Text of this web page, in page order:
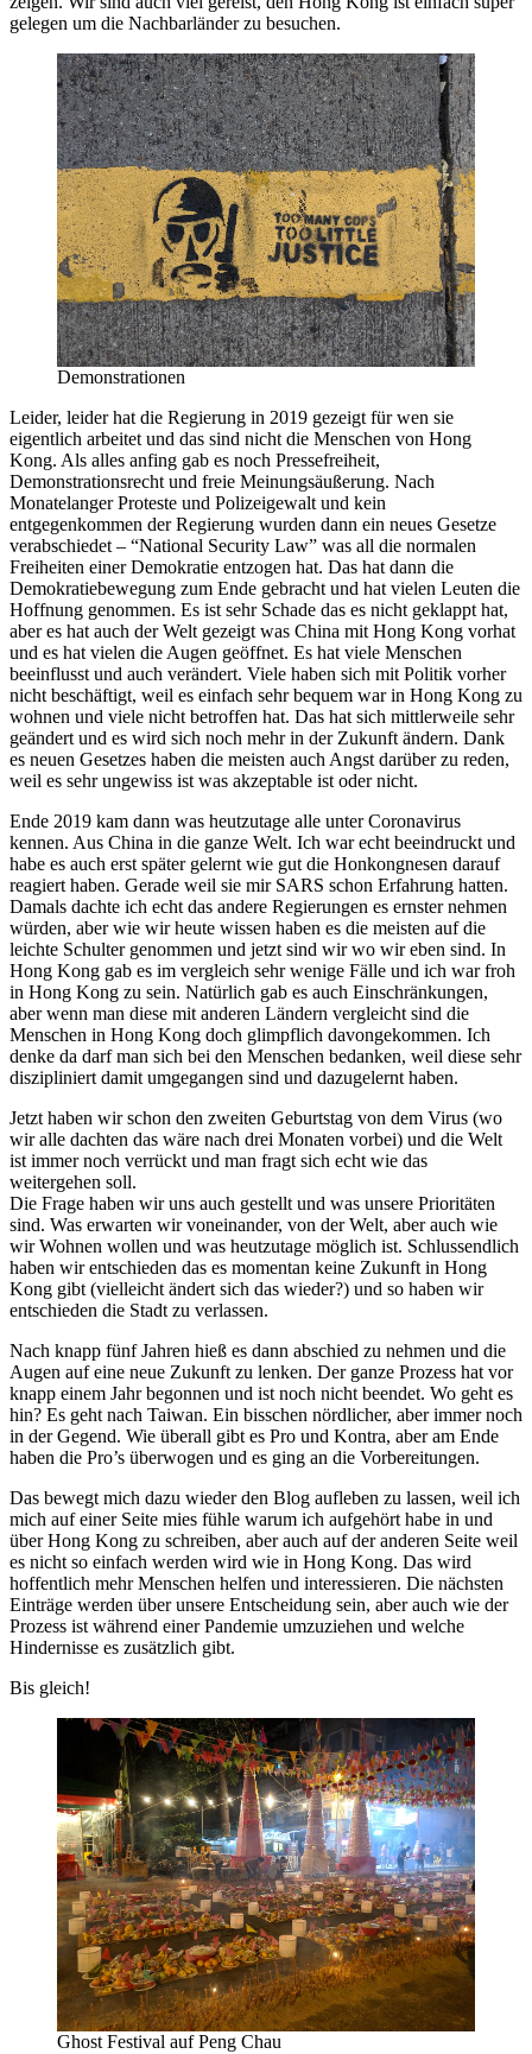
gelegen um die Nachbarländer zu besuchen.
Demonstrationen
Leider, leider hat die Regierung in 2019 gezeigt für wen sie
eigentlich arbeitet und das sind nicht die Menschen von Hong
Kong. Als alles anfing gab es noch Pressefreiheit,
Demonstrationsrecht und freie Meinungsäußerung. Nach
Monatelanger Proteste und Polizeigewalt und kein
entgegenkommen der Regierung wurden dann ein neues Gesetze
verabschiedet – “National Security Law” was all die normalen
Freiheiten einer Demokratie entzogen hat. Das hat dann die
Demokratiebewegung zum Ende gebracht und hat vielen Leuten die
Hoffnung genommen. Es ist sehr Schade das es nicht geklappt hat,
aber es hat auch der Welt gezeigt was China mit Hong Kong vorhat
und es hat vielen die Augen geöffnet. Es hat viele Menschen
beeinflusst und auch verändert. Viele haben sich mit Politik vorher
nicht beschäftigt, weil es einfach sehr bequem war in Hong Kong zu
wohnen und viele nicht betroffen hat. Das hat sich mittlerweile sehr
geändert und es wird sich noch mehr in der Zukunft ändern. Dank
es neuen Gesetzes haben die meisten auch Angst darüber zu reden,
weil es sehr ungewiss ist was akzeptable ist oder nicht.
Ende 2019 kam dann was heutzutage alle unter Coronavirus
kennen. Aus China in die ganze Welt. Ich war echt beeindruckt und
habe es auch erst später gelernt wie gut die Honkongnesen darauf
reagiert haben. Gerade weil sie mir SARS schon Erfahrung hatten.
Damals dachte ich echt das andere Regierungen es ernster nehmen
würden, aber wie wir heute wissen haben es die meisten auf die
leichte Schulter genommen und jetzt sind wir wo wir eben sind. In
Hong Kong gab es im vergleich sehr wenige Fälle und ich war froh
in Hong Kong zu sein. Natürlich gab es auch Einschränkungen,
aber wenn man diese mit anderen Ländern vergleicht sind die
Menschen in Hong Kong doch glimpflich davongekommen. Ich
denke da darf man sich bei den Menschen bedanken, weil diese sehr
diszipliniert damit umgegangen sind und dazugelernt haben.
Jetzt haben wir schon den zweiten Geburtstag von dem Virus (wo
wir alle dachten das wäre nach drei Monaten vorbei) und die Welt
ist immer noch verrückt und man fragt sich echt wie das
weitergehen soll.
Die Frage haben wir uns auch gestellt und was unsere Prioritäten
sind. Was erwarten wir voneinander, von der Welt, aber auch wie
wir Wohnen wollen und was heutzutage möglich ist. Schlussendlich
haben wir entschieden das es momentan keine Zukunft in Hong
Kong gibt (vielleicht ändert sich das wieder?) und so haben wir
entschieden die Stadt zu verlassen.
Nach knapp fünf Jahren hieß es dann abschied zu nehmen und die
Augen auf eine neue Zukunft zu lenken. Der ganze Prozess hat vor
knapp einem Jahr begonnen und ist noch nicht beendet. Wo geht es
hin? Es geht nach Taiwan. Ein bisschen nördlicher, aber immer noch
in der Gegend. Wie überall gibt es Pro und Kontra, aber am Ende
haben die Pro’s überwogen und es ging an die Vorbereitungen.
Das bewegt mich dazu wieder den Blog aufleben zu lassen, weil ich
mich auf einer Seite mies fühle warum ich aufgehört habe in und
über Hong Kong zu schreiben, aber auch auf der anderen Seite weil
es nicht so einfach werden wird wie in Hong Kong. Das wird
hoffentlich mehr Menschen helfen und interessieren. Die nächsten
Einträge werden über unsere Entscheidung sein, aber auch wie der
Prozess ist während einer Pandemie umzuziehen und welche
Hindernisse es zusätzlich gibt.
Bis gleich!
Ghost Festival auf Peng Chau